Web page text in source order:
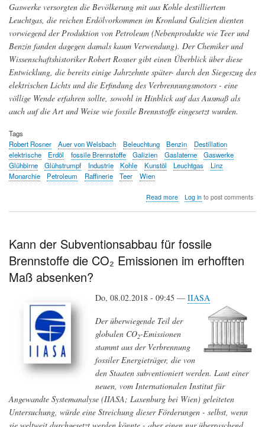
Gaswerke versorgten die Bevölkerung mit aus Kohle destilliertem
Leuchtgas, die reichen Erdölvorkommen im Kronland Galizien dienten
vorwiegend der Produktion von Petroleum (Nebenprodukte wie Teer und
Benzin fanden dagegen damals kaum Verwendung). Der Chemiker und
Wissenschaftshistoriker Robert Rosner gibt einen Überblick über diese
Entwicklung, die bereits einige Jahrzehnte später- durch den Siegeszug des
elektrischen Lichts und die Erfindung des Verbrennungsmotors - eine
völlige Wende erfahren sollte, sowohl in Hinblick auf das Ausmaß als
auch auf die Art und Weise wie fossile Brennstoffe eingesetzt wurden.
Tags
Robert Rosner
Auer von Welsbach Beleuchtung Benzin
Destillation
elektrische
Erdöl fossile Brennstoffe Galizien Gaslaterne
Gaswerke
Glühbirne
Glühstrumpf Industrie Kohle Kunstöl Leuchtgas
Linz
Monarchie
Petroleum Raffinerie Teer Wien
Read moreabout
Österreich
Einzug
hielten
Log into post comments
Kann der Subventionsabbau für fossile
Brennstoffe die CO₂ Emissionen im erhofften
Maß absenken?
Do, 08.02.2018 - 09:45 — IIASA
Der überwiegende Teil der
globalen CO2-Emissionen
stammt aus der Verbrennung
fossiler Energieträger, die von
den Staaten subventioniert werden. Laut einer
neuen, vom Internationalen Institut für
Angewandte Systemanalyse (IIASA; Laxenburg bei Wien) geleiteten
Untersuchung, würde eine Streichung dieser Förderungen - selbst, wenn